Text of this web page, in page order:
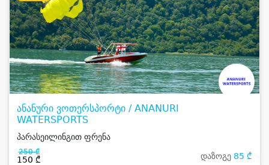
ანანური ვოთერსპორტი / ANANURI
WATERSPORTS
პარასეილინგით ფრენა
250 ₾
150 ₾ დაზოგე 85 ₾